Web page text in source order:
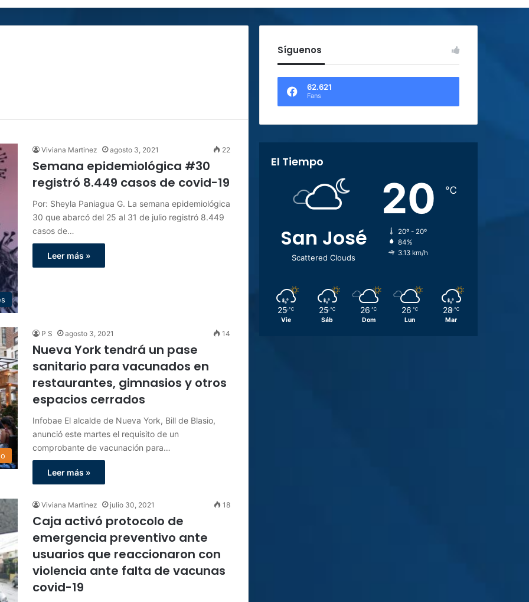
Viviana Martinez agosto 3, 2021 22
Semana epidemiológica #30
registró 8.449 casos de covid-19
Por: Sheyla Paniagua G. La semana epidemiológica
30 que abarcó del 25 al 31 de julio registró 8.449
casos de…
Leer más »
P S agosto 3, 2021 14
Nueva York tendrá un pase
sanitario para vacunados en
restaurantes, gimnasios y otros
espacios cerrados
Infobae El alcalde de Nueva York, Bill de Blasio,
anunció este martes el requisito de un
comprobante de vacunación para…
Leer más »
Viviana Martinez julio 30, 2021 18
Caja activó protocolo de
emergencia preventivo ante
usuarios que reaccionaron con
violencia ante falta de vacunas
covid-19
Síguenos
62.621
Fans
El Tiempo
San José
Scattered Clouds
20 ℃
20º - 20º
84%
3.13 km/h
25 ℃
Vie
25 ℃
Sáb
26 ℃
Dom
26 ℃
Lun
28 ℃
Mar